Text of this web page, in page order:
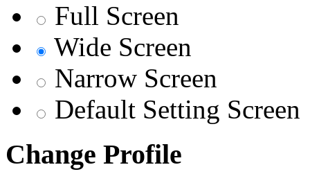
Full Screen
Wide Screen
Narrow Screen
Default Setting Screen
Change Profile